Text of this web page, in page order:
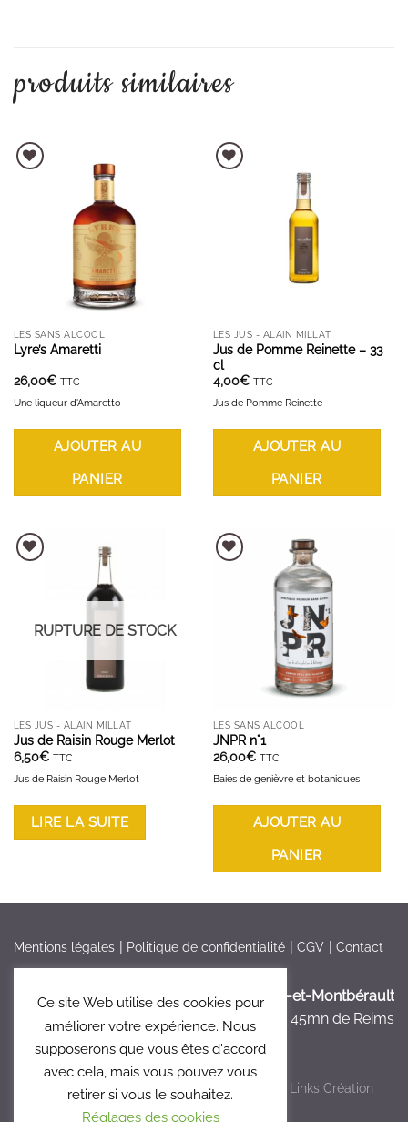
produits similaires
AJOUTER À LA LISTE D'ENVIES
LES SANS ALCOOL
Lyre’s Amaretti
26,00€ TTC
Une liqueur d'Amaretto
AJOUTER AU
PANIER
AJOUTER À LA LISTE D'ENVIES
LES JUS - ALAIN MILLAT
Jus de Pomme Reinette – 33
cl
4,00€ TTC
Jus de Pomme Reinette
AJOUTER AU
PANIER
AJOUTER À LA LISTE D'ENVIES
RUPTURE DE STOCK
LES JUS - ALAIN MILLAT
Jus de Raisin Rouge Merlot
6,50€ TTC
Jus de Raisin Rouge Merlot
LIRE LA SUITE
AJOUTER À LA LISTE D'ENVIES
LES SANS ALCOOL
JNPR n°1
26,00€ TTC
Baies de genièvre et botaniques
AJOUTER AU
PANIER
Mentions légales Politique de confidentialité CGV Contact
France > Aisne >Bruyères-et-Montbérault
à 5mn de Laon, à 45mn de Reims
Copyright 2026 © Le Clos 47 - Réalisé par Links Création
Graphique
Ce site Web utilise des cookies pour
améliorer votre expérience. Nous
supposerons que vous êtes d'accord
avec cela, mais vous pouvez vous
retirer si vous le souhaitez.
Réglages des cookies